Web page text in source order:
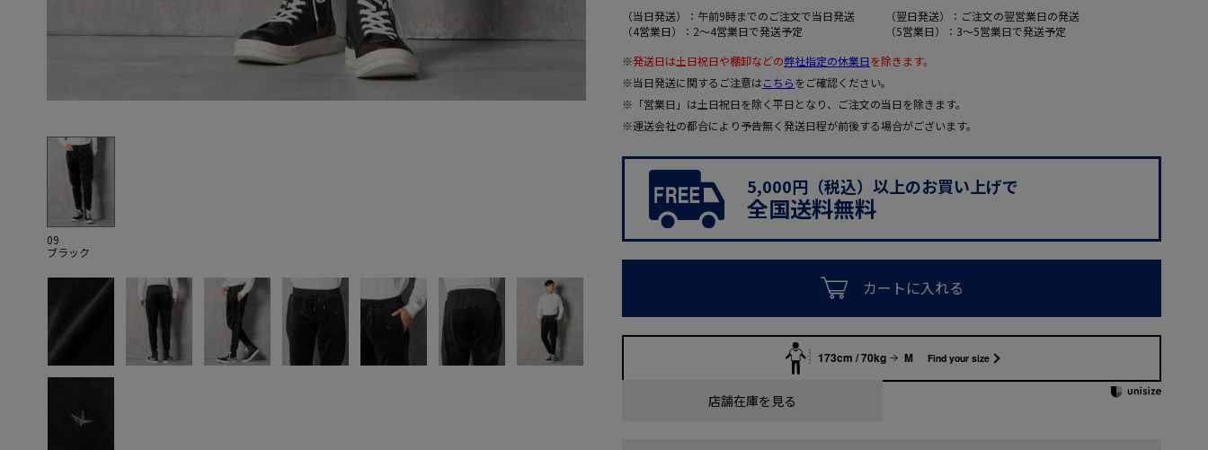
09
ブラック
（当日発送）：午前9時までのご注文で当日発送
（翌日発送）：ご注文の翌営業日の発送
（4営業日）：2～4営業日で発送予定
（5営業日）：3～5営業日で発送予定
※発送日は土日祝日や棚卸などの弊社指定の休業日を除きます。
※当日発送に関するご注意はこちらをご確認ください。
※「営業日」は土日祝日を除く平日となり、ご注文の当日を除きます。
※運送会社の都合により予告無く発送日程が前後する場合がございます。
5,000円（税込）以上のお買い上げで
全国送料無料
カートに入れる
173cm / 70kg M Find your size
店舗在庫を見る